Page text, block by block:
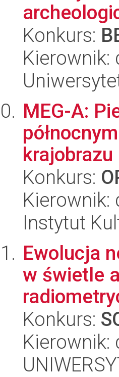
Konkurs:
Kierownik:
MEG-A:
Konkurs:
Kierownik:
Instytut
Ewolucja
w świetle
Konkurs:
Kierownik: